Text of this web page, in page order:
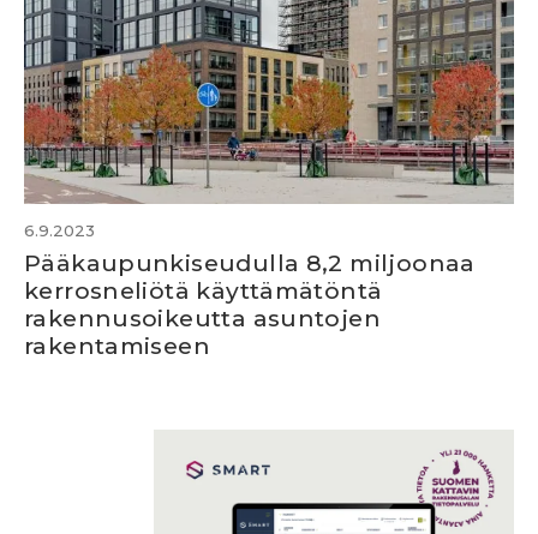
6.9.2023
Pääkaupunkiseudulla 8,2 miljoonaa
kerrosneliötä käyttämätöntä
rakennusoikeutta asuntojen
rakentamiseen